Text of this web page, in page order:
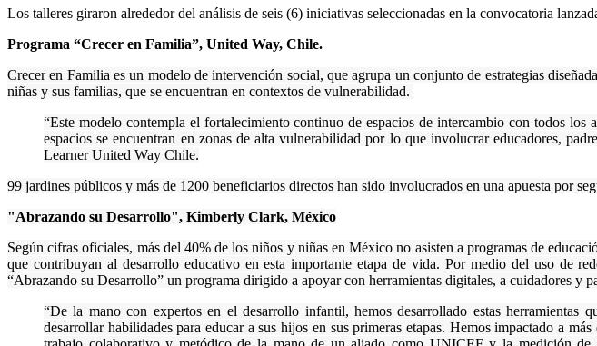
Los talleres giraron alrededor del análisis de seis (6) iniciativas seleccionadas en la convocatoria
Programa “Crecer en Familia”, United Way, Chile.
Crecer en Familia es un modelo de intervención social, que agrupa un conjunto de estrategias
niñas y sus familias, que se encuentran en contextos de vulnerabilidad.
“Este modelo contempla el fortalecimiento continuo de espacios de intercambio con todos
espacios se encuentran en zonas de alta vulnerabilidad por lo que involucrar educadores,
Learner United Way Chile.
99 jardines públicos y más de 1200 beneficiarios directos han sido involucrados en una apuesta por
"Abrazando su Desarrollo", Kimberly Clark, México
Según cifras oficiales, más del 40% de los niños y niñas en México no asisten a programas de
que contribuyan al desarrollo educativo en esta importante etapa de vida. Por medio del uso de
“Abrazando su Desarrollo” un programa dirigido a apoyar con herramientas digitales, a cuidadores y
“De la mano con expertos en el desarrollo infantil, hemos desarrollado estas herramientas
desarrollar habilidades para educar a sus hijos en sus primeras etapas. Hemos impactado a